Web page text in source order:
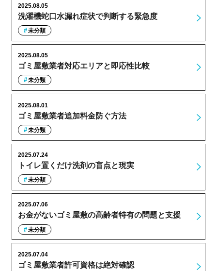
洗濯機蛇口水漏れ症状で判断する緊急度
2025.08.05
未分類
ゴミ屋敷業者対応エリアと即応性比較
2025.08.05
未分類
ゴミ屋敷業者追加料金防ぐ方法
2025.08.01
未分類
トイレ置くだけ洗剤の盲点と現実
2025.07.24
未分類
お金がないゴミ屋敷の高齢者特有の問題と支援
2025.07.06
未分類
ゴミ屋敷業者許可資格は絶対確認
2025.07.04